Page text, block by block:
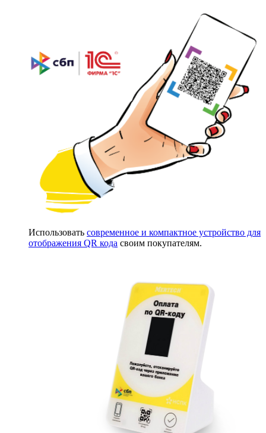
Использовать современное и компактное устройство для
отображения QR кода своим покупателям.